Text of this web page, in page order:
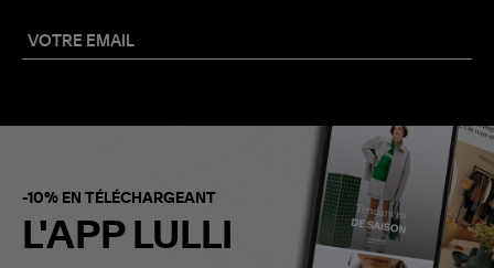
-10% EN TÉLÉCHARGEANT
L'APP LULLI